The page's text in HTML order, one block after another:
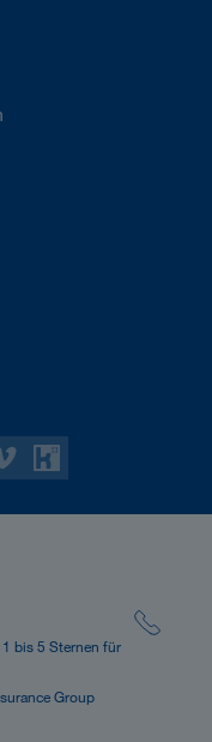
bis 5 Sternen für
Group